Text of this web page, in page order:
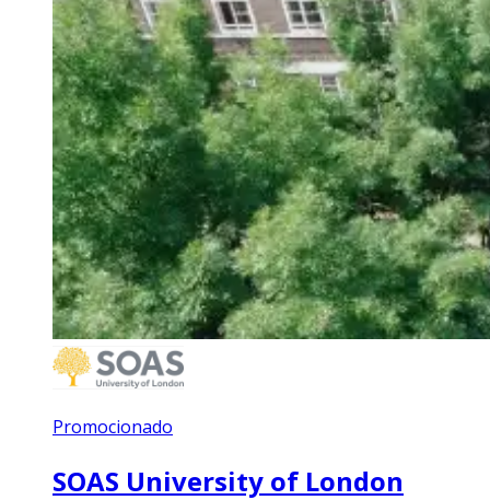
Promocionado
SOAS University of London